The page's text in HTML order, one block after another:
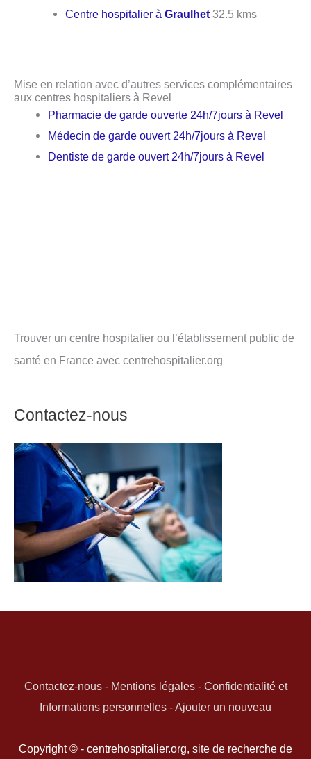
Centre hospitalier àGraulhet 32.5 kms
Mise en relation avec d’autres services complémentaires
aux centres hospitaliers à Revel
Pharmacie de garde ouverte 24h/7jours à Revel
Médecin de garde ouvert 24h/7jours à Revel
Dentiste de garde ouvert 24h/7jours à Revel
Trouver un centre hospitalier ou l’établissement public de
santé en France avec centrehospitalier.org
Contactez-nous
Contactez-nous- Mentions légales- Confidentialité et
Informations personnelles -Ajouter un nouveau
Copyright © - centrehospitalier.org, site de recherche de